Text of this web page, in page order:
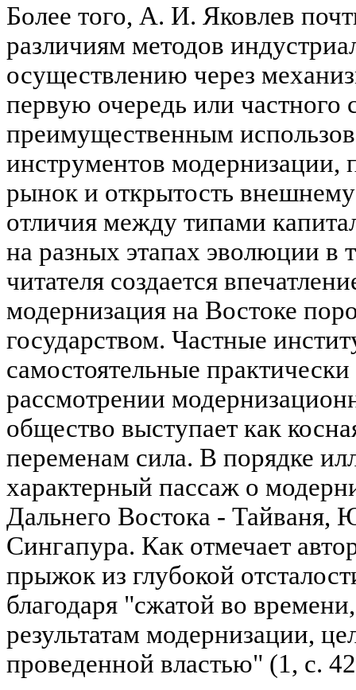
Более того, А. И. Яковлев
различиям методов
осуществлению через
первую очередь или частного
преимущественным
инструментов модернизации,
рынок и открытость
отличия между типами
на разных этапах эволюции в
читателя создается
модернизация на Востоке
государством. Частные
самостоятельные
рассмотрении
общество выступает как
переменам сила. В порядке
характерный пассаж о
Дальнего Востока - Тайваня,
Сингапура. Как отмечает
прыжок из глубокой
благодаря "сжатой во
результатам модернизации,
проведенной властью" (1, с.